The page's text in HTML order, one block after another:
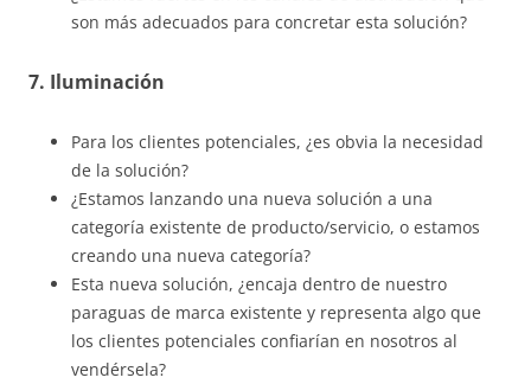
son más adecuados para concretar esta solución?
7. Iluminación
Para los clientes potenciales, ¿es obvia la necesidad
de la solución?
¿Estamos lanzando una nueva solución a una
categoría existente de producto/servicio, o estamos
creando una nueva categoría?
Esta nueva solución, ¿encaja dentro de nuestro
paraguas de marca existente y representa algo que
los clientes potenciales confiarían en nosotros al
vendérsela?